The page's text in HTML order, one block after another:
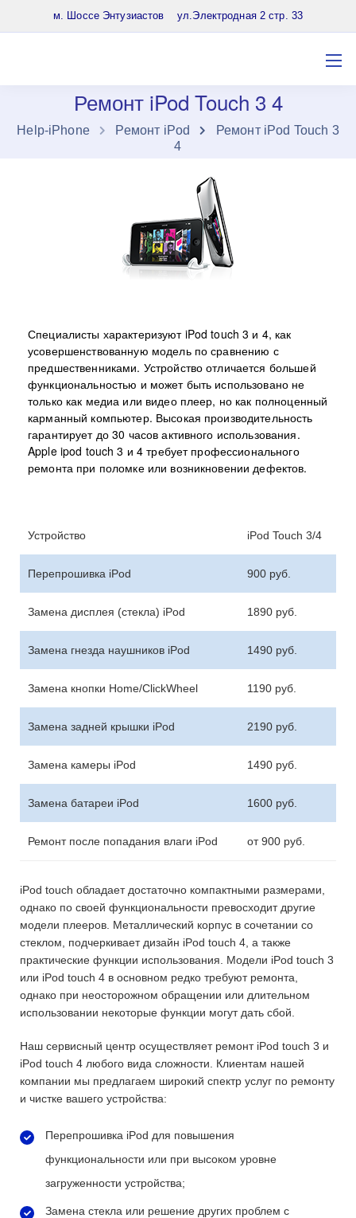
8 (903) 961-65-64
м. Шоссе Энтузиастов ул.Электродная 2 стр. 33
Ремонт iPod Touch 3 4
Нelp-iPhone Ремонт iPod
Ремонт iPod Touch 3
4
Специалисты характеризуют iPod touch 3 и 4, как
усовершенствованную модель по сравнению с
предшественниками. Устройство отличается большей
функциональностью и может быть использовано не
только как медиа или видео плеер, но как полноценный
карманный компьютер. Высокая производительность
гарантирует до 30 часов активного использования.
Apple ipod touch 3 и 4 требует профессионального
ремонта при поломке или возникновении дефектов.
Устройство iPod Touch 3/4
Перепрошивка iPod 900 руб.
Замена дисплея (стекла) iPod 1890 руб.
Замена гнезда наушников iPod 1490 руб.
Замена кнопки Home/ClickWheel 1190 руб.
Замена задней крышки iPod 2190 руб.
Замена камеры iPod 1490 руб.
Замена батареи iPod 1600 руб.
Ремонт после попадания влаги iPod от 900 руб.
iPod touch обладает достаточно компактными размерами,
однако по своей функциональности превосходит другие
модели плееров. Металлический корпус в сочетании со
стеклом, подчеркивает дизайн iPod touch 4, а также
практические функции использования. Модели iPod touch 3
или iPod touch 4 в основном редко требуют ремонта,
однако при неосторожном обращении или длительном
использовании некоторые функции могут дать сбой.
Наш сервисный центр осуществляет ремонт iPod touch 3 и
iPod touch 4 любого вида сложности. Клиентам нашей
компании мы предлагаем широкий спектр услуг по ремонту
и чистке вашего устройства:
Перепрошивка iPod для повышения
функциональности или при высоком уровне
загруженности устройства;
Замена стекла или решение других проблем с